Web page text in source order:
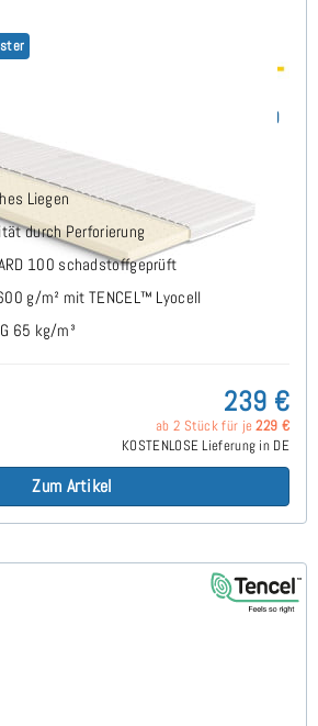
Lyocell 3D) Topper 7cm 70x180
Liegen
durch Perforierung
100 schadstoffgeprüft
g/m² mit TENCEL™ Lyocell
65 kg/m³
239 €
ab 2 Stück für je229 €
KOSTENLOSE Lieferung in DE
Zum Artikel